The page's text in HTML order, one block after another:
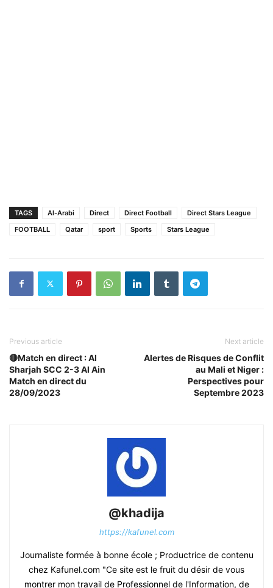
TAGS Al-Arabi Direct Direct Football
Direct Stars League
FOOTBALL
Qatar sport Sports Stars League
Previous article
🔴Match en direct : Al
Sharjah SCC 2-3 Al Ain
Match en direct du
28/09/2023
Next article
Alertes de Risques de Conflit
au Mali et Niger :
Perspectives pour
Septembre 2023
@khadija
https://kafunel.com
Journaliste formée à bonne école ; Productrice de contenu
chez Kafunel.com "Ce site est le fruit du désir de vous
montrer mon travail de Professionnel de l'Information, de